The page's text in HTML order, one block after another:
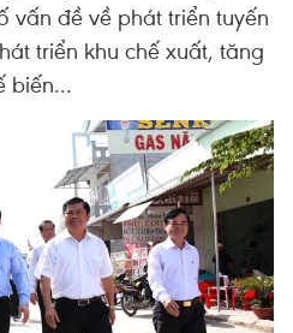
vấn đề về phát triển tuyến
triển khu chế xuất, tăng
biến...